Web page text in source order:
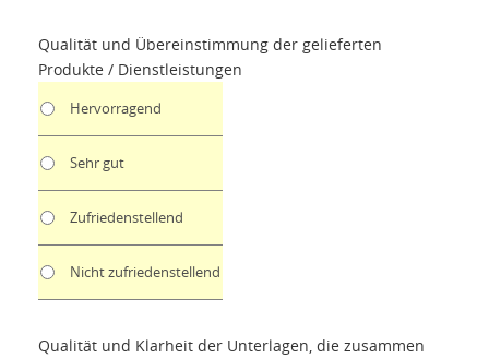
Qualität und Übereinstimmung der gelieferten
Produkte / Dienstleistungen
Hervorragend
Sehr gut
Zufriedenstellend
Nicht zufriedenstellend
Qualität und Klarheit der Unterlagen, die zusammen